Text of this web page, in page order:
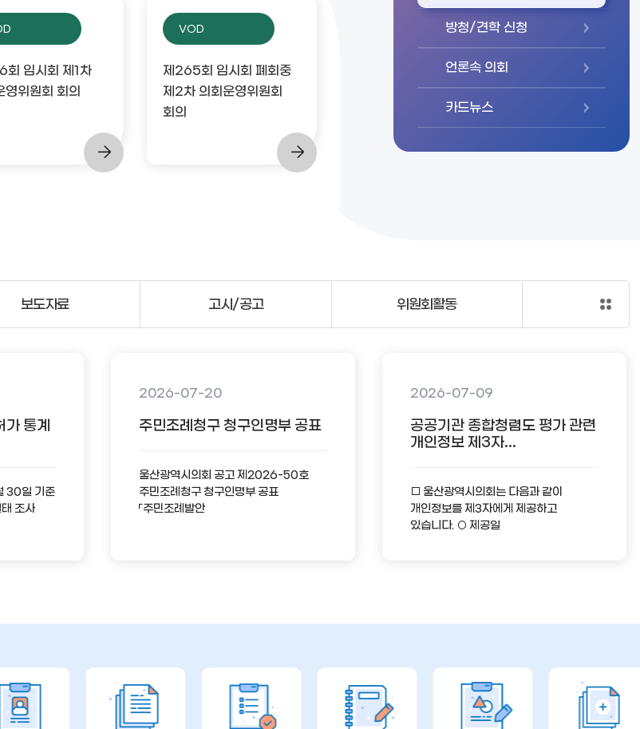
회 임시회 제1차
영위원회 회의
VOD
제265회 임시회 폐회중
제2차 의회운영위원회
회의
방청/견학 신청
언론속 의회
카드뉴스
통계
30일 기준
조사
2026-07-20
주민조례청구 청구인명부 공표
울산광역시의회 공고 제2026-50호
주민조례청구 청구인명부 공표
「주민조례발안
2026-07-09
공공기관 종합청렴도 평가 관련
개인정보 제3자...
□ 울산광역시의회는 다음과 같이
개인정보를 제3자에게 제공하고
있습니다. ○ 제공일
보도자료 고시/공고 위원회활동